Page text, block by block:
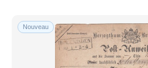
Nouveau